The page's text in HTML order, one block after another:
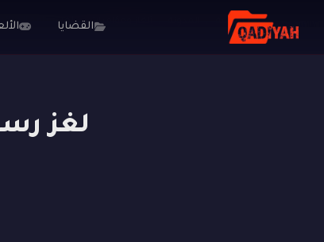
القضايا الرئيسية ألغاز ومؤامرات لغز رسامة
لغز